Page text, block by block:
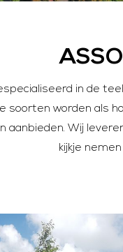
in de
worden als
aanbieden. Wij
kijkje